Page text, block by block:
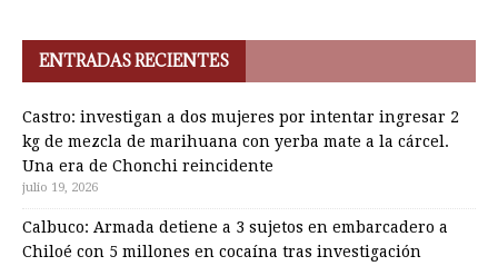
ENTRADAS RECIENTES
Castro: investigan a dos mujeres por intentar ingresar 2
kg de mezcla de marihuana con yerba mate a la cárcel.
Una era de Chonchi reincidente
julio 19, 2026
Calbuco: Armada detiene a 3 sujetos en embarcadero a
Chiloé con 5 millones en cocaína tras investigación